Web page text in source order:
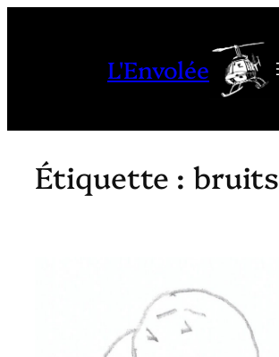
L'Envolée
Étiquette :bruits